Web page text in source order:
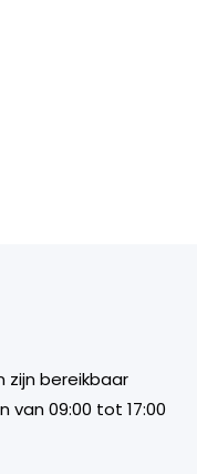
zijn bereikbaar
van 09:00 tot 17:00